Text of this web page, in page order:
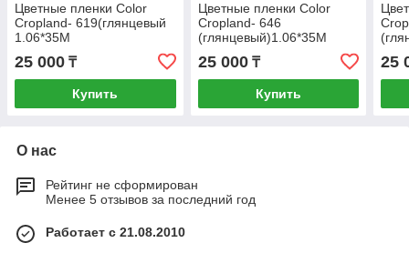
Цветные пленки Color
Cropland- 619(глянцевый
1.06*35M
25 000 ₸
Купить
Цветные пленки Color
Cropland- 646
(глянцевый)1.06*35M
25 000₸
Купить
25
О нас
Рейтинг не сформирован
Менее 5 отзывов за последний год
Работает с 21.08.2010